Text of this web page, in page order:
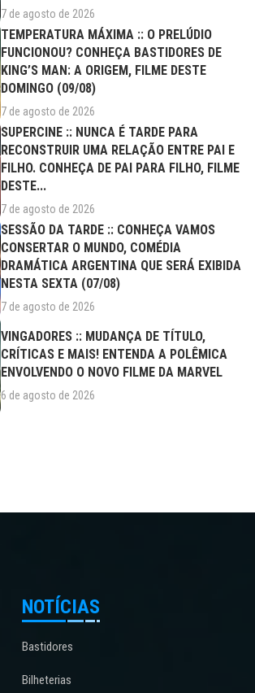
7 de agosto de 2026
TEMPERATURA MÁXIMA :: O PRELÚDIO
FUNCIONOU? CONHEÇA BASTIDORES DE
KING’S MAN: A ORIGEM, FILME DESTE
DOMINGO (09/08)
7 de agosto de 2026
SUPERCINE :: NUNCA É TARDE PARA
RECONSTRUIR UMA RELAÇÃO ENTRE PAI E
FILHO. CONHEÇA DE PAI PARA FILHO, FILME
DESTE...
7 de agosto de 2026
SESSÃO DA TARDE :: CONHEÇA VAMOS
CONSERTAR O MUNDO, COMÉDIA
DRAMÁTICA ARGENTINA QUE SERÁ EXIBIDA
NESTA SEXTA (07/08)
7 de agosto de 2026
VINGADORES :: MUDANÇA DE TÍTULO,
CRÍTICAS E MAIS! ENTENDA A POLÊMICA
ENVOLVENDO O NOVO FILME DA MARVEL
6 de agosto de 2026
NOTÍCIAS
Bastidores
Bilheterias